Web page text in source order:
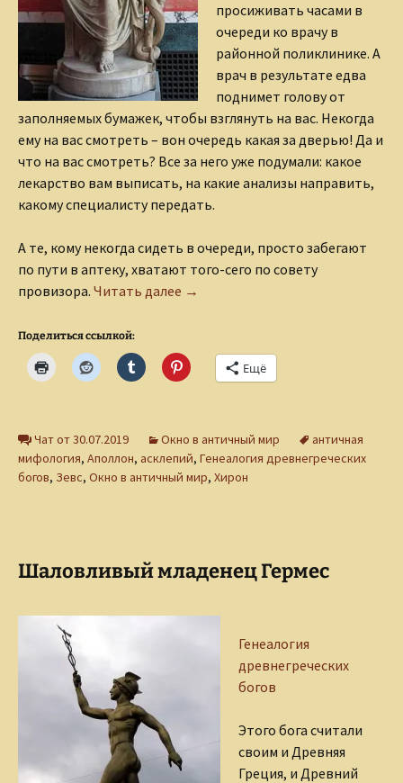
просиживать часами в
очереди ко врачу в
районной поликлинике. А
врач в результате едва
поднимет голову от
заполняемых бумажек, чтобы взглянуть на вас. Некогда
ему на вас смотреть – вон очередь какая за дверью! Да и
что на вас смотреть? Все за него уже подумали: какое
лекарство вам выписать, на какие анализы направить,
какому специалисту передать.
А те, кому некогда сидеть в очереди, просто забегают
по пути в аптеку, хватают того-сего по совету
провизора. Читать далее Бог-лекарь Асклепий
→
Поделиться ссылкой:
Ещё
Чат от 30.07.2019 Окно в античный мир
античная
мифология, Аполлон, асклепий, Генеалогия древнегреческих
богов, Зевс, Окно в античный мир, Хирон
Шаловливый младенец Гермес
Генеалогия
древнегреческих
богов
Этого бога считали
своим и Древняя
Греция, и Древний